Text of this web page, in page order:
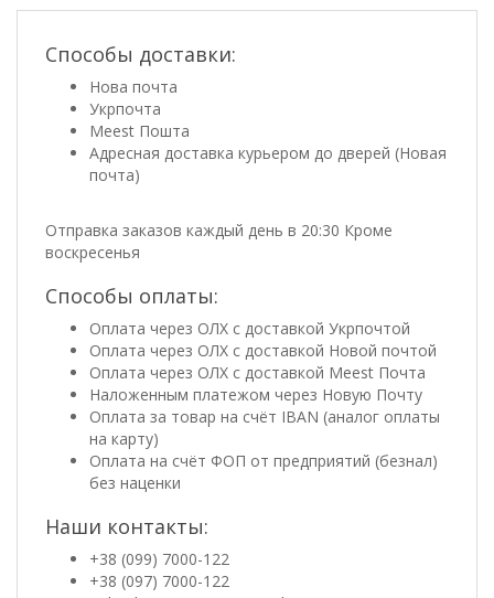
Способы доставки:
Нова почта
Укрпочта
Meest Пошта
Адресная доставка курьером до дверей (Новая
почта)
Отправка заказов каждый день в 20:30 Кроме
воскресенья
Способы оплаты:
Оплата через ОЛХ с доставкой Укрпочтой
Оплата через ОЛХ с доставкой Новой почтой
Оплата через ОЛХ с доставкой Meest Почта
Наложенным платежом через Новую Почту
Оплата за товар на счёт IBAN (аналог оплаты
на карту)
Оплата на счёт ФОП от предприятий (безнал)
без наценки
Наши контакты:
+38 (099) 7000-122
+38 (097) 7000-122